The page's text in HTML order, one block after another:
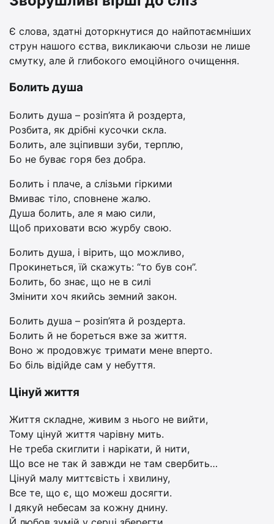
Є слова, здатні доторкнутися до найпотаємніших
струн нашого єства, викликаючи сльози не лише
смутку, але й глибокого емоційного очищення.
Болить душа
Болить душа – розіп’ята й роздерта,
Розбита, як дрібні кусочки скла.
Болить, але зціпивши зуби, терплю,
Бо не буває горя без добра.
Болить і плаче, а слізьми гіркими
Вмиває тіло, сповнене жалю.
Душа болить, але я маю сили,
Щоб приховати всю журбу свою.
Болить душа, і вірить, що можливо,
Прокинеться, їй скажуть: “то був сон”.
Болить, бо знає, що не в силі
Змінити хоч якийсь земний закон.
Болить душа – розіп’ята й роздерта.
Болить й не бореться вже за життя.
Воно ж продовжує тримати мене вперто.
Бо біль відійде сам у небуття.
Цінуй життя
Життя складне, живим з нього не вийти,
Тому цінуй життя чарівну мить.
Не треба скиглити і нарікати, й нити,
Що все не так й завжди не там свербить…
Цінуй малу миттєвість і хвилину,
Все те, що є, що можеш досягти.
І дякуй небесам за кожну днину.